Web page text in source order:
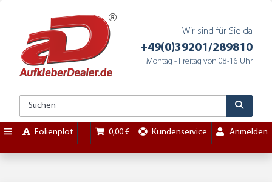
Wir sind für Sie da
+49(0)39201/289810
Montag - Freitag von 08-16 Uhr
Folienplot 0,00 € Kundenservice Anmelden